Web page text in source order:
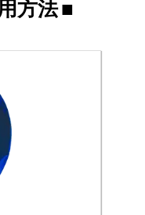
方法